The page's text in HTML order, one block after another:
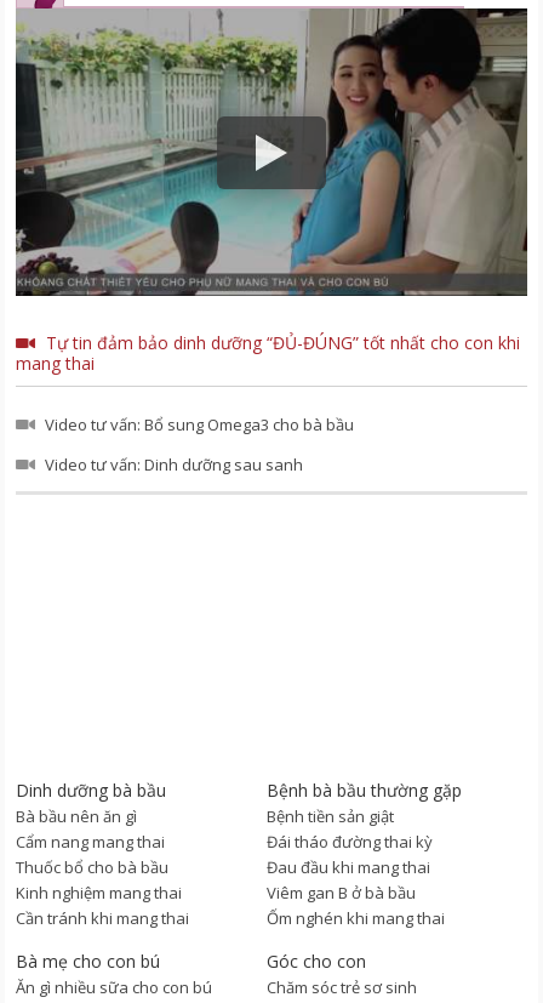
Tự tin đảm bảo dinh dưỡng “ĐỦ-ĐÚNG” tốt nhất cho con khi
mang thai
Video tư vấn: Bổ sung Omega3 cho bà bầu
Video tư vấn: Dinh dưỡng sau sanh
Dinh dưỡng bà bầu
Bà bầu nên ăn gì
Cẩm nang mang thai
Thuốc bổ cho bà bầu
Kinh nghiệm mang thai
Cần tránh khi mang thai
Bệnh bà bầu thường gặp
Bệnh tiền sản giật
Đái tháo đường thai kỳ
Đau đầu khi mang thai
Viêm gan B ở bà bầu
Ốm nghén khi mang thai
Bà mẹ cho con bú
Ăn gì nhiều sữa cho con bú
Góc cho con
Chăm sóc trẻ sơ sinh